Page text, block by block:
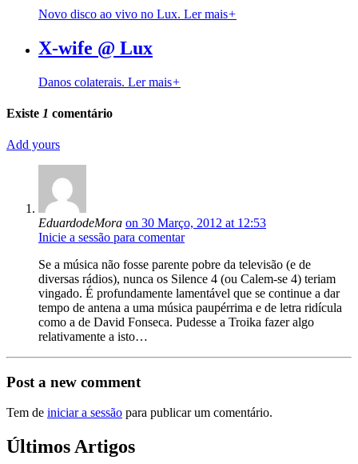
Novo disco ao vivo no Lux. Ler mais+
X-wife @ Lux
Danos colaterais. Ler mais+
Existe 1 comentário
Add yours
EduardodeMora on 30 Março, 2012 at 12:53
Inicie a sessão para comentar
Se a música não fosse parente pobre da televisão (e de
diversas rádios), nunca os Silence 4 (ou Calem-se 4) teriam
vingado. É profundamente lamentável que se continue a dar
tempo de antena a uma música paupérrima e de letra ridícula
como a de David Fonseca. Pudesse a Troika fazer algo
relativamente a isto…
Post a new comment
Tem de iniciar a sessão para publicar um comentário.
Últimos Artigos